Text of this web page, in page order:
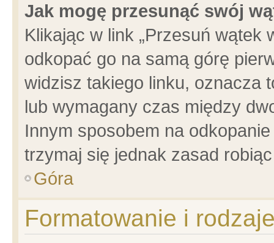
Jak mogę przesunąć swój
Klikając w link „Przesuń wątek
odkopać go na samą górę
widzisz takiego linku, oznacza
lub wymagany czas między
Innym sposobem na
trzymaj się jednak zasad
Góra
Formatowanie i